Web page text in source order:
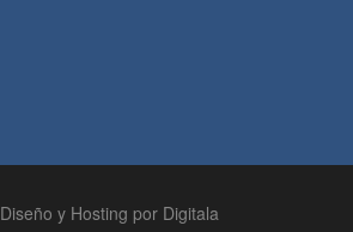
Diseño y Hosting por Digitala